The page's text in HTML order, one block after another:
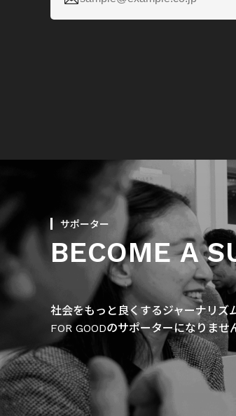
サポーター
BECOME A
社会をもっと良くするジャーナリズ
FOR GOODのサポーターになりませ